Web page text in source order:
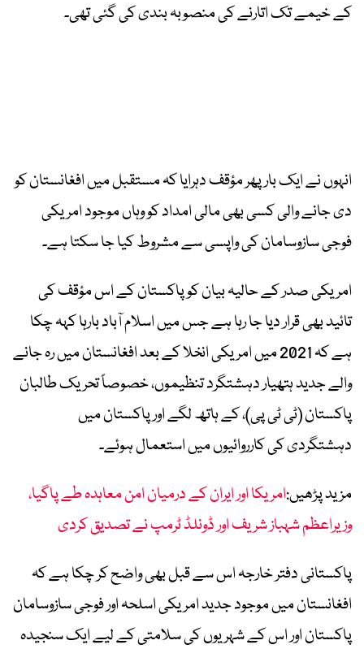
کے خیمے تک اتارنے کی منصوبہ بندی کی گئی تھی۔
انہوں نے ایک بار پھر مؤقف دہرایا کہ مستقبل میں افغانستان کو
دی جانے والی کسی بھی مالی امداد کو وہاں موجود امریکی
فوجی سازوسامان کی واپسی سے مشروط کیا جا سکتا ہے۔
امریکی صدر کے حالیہ بیان کو پاکستان کے اس مؤقف کی
تائید بھی قرار دیا جا رہا ہے جس میں اسلام آباد بارہا کہہ چکا
ہے کہ 2021 میں امریکی انخلا کے بعد افغانستان میں رہ جانے
والے جدید ہتھیار دہشتگرد تنظیموں، خصوصاً تحریک طالبان
پاکستان (ٹی ٹی پی)، کے ہاتھ لگے اور پاکستان میں
دہشتگردی کی کارروائیوں میں استعمال ہوئے۔
مزید پڑھیں:امریکا اور ایران کے درمیان امن معاہدہ طے پاگیا،
وزیراعظم شہباز شریف اور ڈونلڈ ٹرمپ نے تصدیق کردی
پاکستانی دفتر خارجہ اس سے قبل بھی واضح کر چکا ہے کہ
افغانستان میں موجود جدید امریکی اسلحہ اور فوجی سازوسامان
پاکستان اور اس کے شہریوں کی سلامتی کے لیے ایک سنجیدہ